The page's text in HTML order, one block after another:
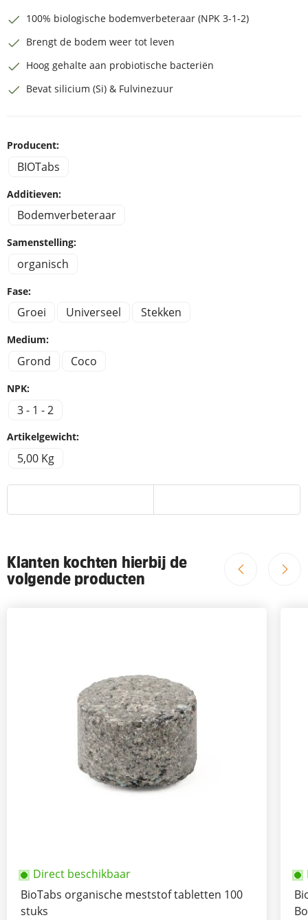
100% biologische bodemverbeteraar (NPK 3-1-2)
Brengt de bodem weer tot leven
Hoog gehalte aan probiotische bacteriën
Bevat silicium (Si) & Fulvinezuur
Producent:
BIOTabs
Additieven:
Bodemverbeteraar
Samenstelling:
organisch
Fase:
Groei Universeel Stekken
Medium:
Grond Coco
NPK:
3 - 1 - 2
Artikelgewicht:
5,00 Kg
Klanten kochten hierbij de
volgende producten
Direct beschikbaar
BioTabs organische meststof tabletten 100
stuks